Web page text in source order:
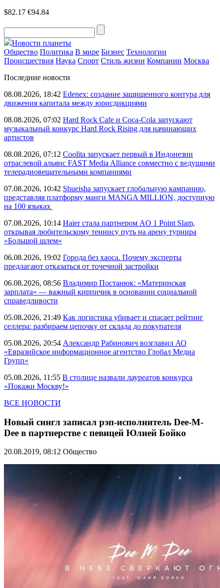
$82.17 €94.84
Новости планеты
Общество Политика В мире Бизнес Технологии
Происшествия Наука Спорт Стиль жизни Компании Москва
Последние новости
08.08.2026, 18:42 Edenex: создание защищенного контура для
движения капитала между юрисдикциями
08.08.2026, 07:02 Hard Rock Cafe и Coca-Cola запускают
музыкальный конкурс Hard Rock Rising для начинающих
артистов
08.08.2026, 07:12 Coolita запускает первый в Индонезии
отраслевой альянс FAST Media Alliance совместно с ведущими
телерадиовещательными компаниями
07.08.2026, 10:42 Shueisha запускает глобальную кампанию,
представляя платформу манги MANGA MILLION, доступную
на 100 языках
07.08.2026, 10:14 Haier стала партнером AO 1 Point Slam,
открывая любительскому теннису путь на арену турнира
«Большой шлем»
06.08.2026, 19:02 Города без хаоса. Почему эксперты
предлагают отказаться от точечной застройки
06.08.2026, 08:56 Владимир Постанюк: «Материнская
зарплата» — важный кирпичик в основании социальной
справедливости
05.08.2026, 21:49 Как логистика убивает и спасает рейтинг
селлера: разбираем цепочку от склада до покупателя
05.08.2026, 20:54 Александр Рабинович возглавил АО
«Евразийское информационное агентство Глобал Медиа
Групп»
05.08.2026, 11:55 В столице назвали лауреатов конкурса
«Покажи Москву!»
ВСЕ НОВОСТИ
Новый сингл записал рэп-исполнитель Dee-M-
Dee в партнерстве с певицей Юлией Бойко
20.08.2019, 08:12 Общество